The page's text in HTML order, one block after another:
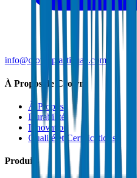
info@crownplasticuae.com
À Propos de Crown
À Propos
Durabilité
Innovation
Qualité et Certifications
Produits